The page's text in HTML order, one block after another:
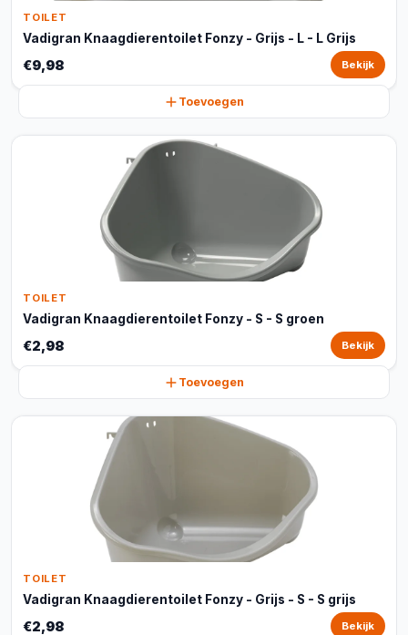
TOILET
Vadigran Knaagdierentoilet Fonzy - Grijs - L - L Grijs
€9,98 Bekijk
Toevoegen
TOILET
Vadigran Knaagdierentoilet Fonzy - S - S groen
€2,98 Bekijk
Toevoegen
TOILET
Vadigran Knaagdierentoilet Fonzy - Grijs - S - S grijs
€2,98 Bekijk